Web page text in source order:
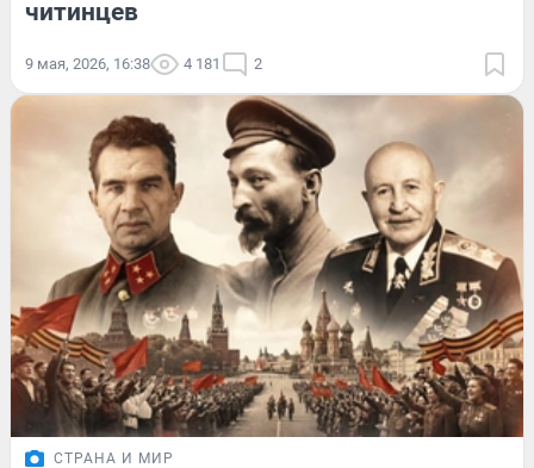
читинцев
9 мая, 2026, 16:38 4 181 2
СТРАНА И МИР